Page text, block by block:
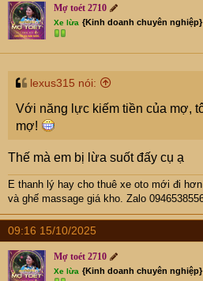
Mợ toét 2710
Xe lừa {Kinh doanh chuyên nghiệp}
lexus315 nói:
Với năng lực kiếm tiền của mợ,
mợ!
Thế mà em bị lừa suốt đấy cụ ạ
E thanh lý hay cho thuê xe oto mới đi
và ghế massage giá kho. Zalo
09:16 15/10/2025
Mợ toét 2710
Xe lừa {Kinh doanh chuyên nghiệp}